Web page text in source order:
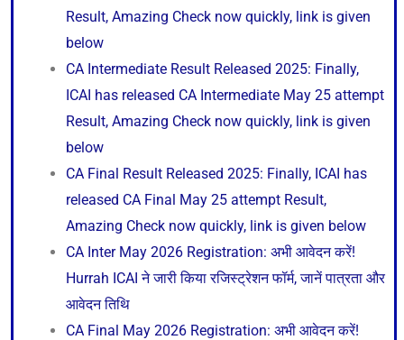
Result, Amazing Check now quickly, link is given
below
CA Intermediate Result Released 2025: Finally,
ICAI has released CA Intermediate May 25 attempt
Result, Amazing Check now quickly, link is given
below
CA Final Result Released 2025: Finally, ICAI has
released CA Final May 25 attempt Result,
Amazing Check now quickly, link is given below
CA Inter May 2026 Registration: अभी आवेदन करें!
Hurrah ICAI ने जारी किया रजिस्ट्रेशन फॉर्म, जानें पात्रता और
आवेदन तिथि
CA Final May 2026 Registration: अभी आवेदन करें!